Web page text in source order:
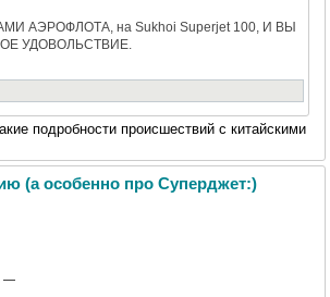
АЭРОФЛОТА, на Sukhoi Superjet 100, И ВЫ
УДОВОЛЬСТВИЕ.
подробности происшествий с китайскими
(а особенно про Суперджет:)
—